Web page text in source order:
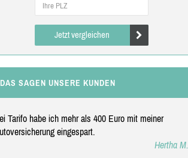
Jetzt vergleichen
DAS SAGEN UNSERE KUNDEN
Tarifo habe ich mehr als 400 Euro mit meiner
eingespart.
Hertha M.